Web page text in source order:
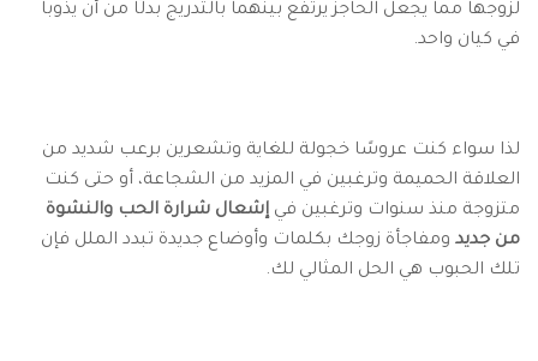
لزوجها مما يجعل الحاجز يرتفع بينهما بالتدريج بدلًا من أن يذوبا
في كيان واحد.
لذا سواء كنت عروسًا خجولة للغاية وتشعرين برعب شديد من
العلاقة الحميمة وترغبين في المزيد من الشجاعة، أو حتى كنت
متزوجة منذ سنوات وترغبين في إشعال شرارة الحب والنشوة
من جديد ومفاجأة زوجك بكلمات وأوضاع جديدة تبدد الملل فإن
تلك الحبوب هي الحل المثالي لك.